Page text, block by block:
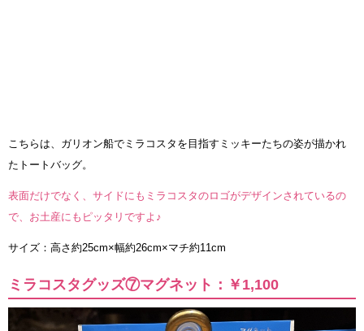
こちらは、ガリオン船でミラコスタを目指すミッキーたちの姿が描かれ
たトートバッグ。
表面だけでなく、サイドにもミラコスタのロゴがデザインされているの
で、お土産にもピッタリですよ♪
サイズ：高さ約25cm×幅約26cm×マチ約11cm
ミラコスタグッズ⑦マグネット：￥1,100